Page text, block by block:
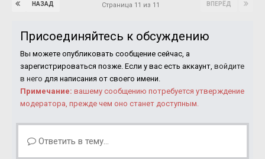
НАЗАД ВПЕРЁД
Страница 11 из 11
Присоединяйтесь к обсуждению
Вы можете опубликовать сообщение сейчас, а
зарегистрироваться позже. Если у вас есть аккаунт, войдите
в него для написания от своего имени.
Примечание: вашему сообщению потребуется утверждение
модератора, прежде чем оно станет доступным.
Ответить в тему...